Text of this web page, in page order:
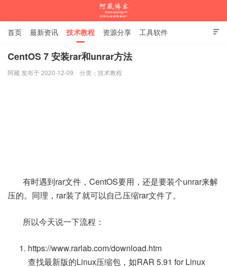

首页 最新资讯 技术教程 资源分享 工具软件
杂谈随笔
CentOS 7 安装rar和unrar方法
阿藏 发布于 2020-12-09 分类： 技术教程
有时遇到rar文件，CentOS要用，还是要装个unrar来解
压的。同理，rar装了就可以自己压缩rar文件了。
所以今天说一下流程：
https://www.rarlab.com/download.htm
查找最新版的Linux压缩包，如RAR 5.91 for Linux